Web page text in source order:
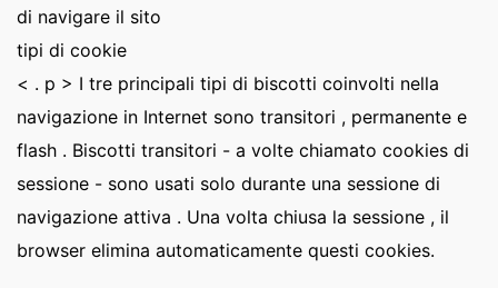
di navigare il sito
tipi di cookie
< . p > I tre principali tipi di biscotti coinvolti nella
navigazione in Internet sono transitori , permanente e
flash . Biscotti transitori - a volte chiamato cookies di
sessione - sono usati solo durante una sessione di
navigazione attiva . Una volta chiusa la sessione , il
browser elimina automaticamente questi cookies.